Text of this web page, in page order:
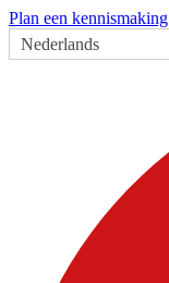
Plan een kennismaking
Nederlands